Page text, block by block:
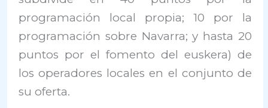
programación local propia; 10 por la
programación sobre Navarra; y hasta 20
puntos por el fomento del euskera) de
los operadores locales en el conjunto de
su oferta.